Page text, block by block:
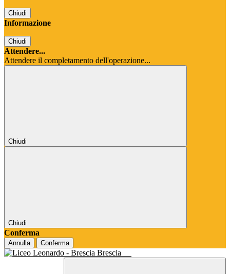
Chiudi
Informazione
Chiudi
Attendere...
Attendere il completamento dell'operazione...
Chiudi
Chiudi
Conferma
Annulla Conferma
Brescia